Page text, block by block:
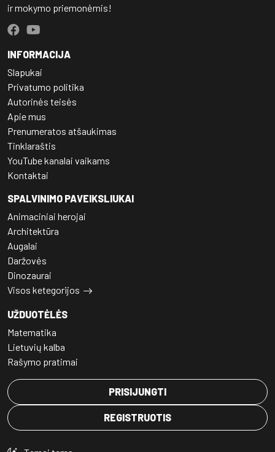
ir mokymo priemonėmis!
INFORMACIJA
Slapukai
Privatumo politika
Autorinės teisės
Apie mus
Prenumeratos atšaukimas
Tinklaraštis
YouTube kanalai vaikams
Kontaktai
SPALVINIMO PAVEIKSLIUKAI
Animaciniai herojai
Architektūra
Augalai
Daržovės
Dinozaurai
Visos ketegorijos
UŽDUOTĖLĖS
Matematika
Lietuvių kalba
Rašymo pratimai
PRISIJUNGTI
REGISTRUOTIS